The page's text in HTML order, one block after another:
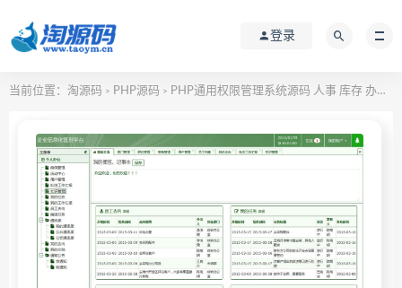
登录
当前位置： 淘源码 > PHP源码 > PHP通用权限管理系统源码 人事 库存 办公 财务